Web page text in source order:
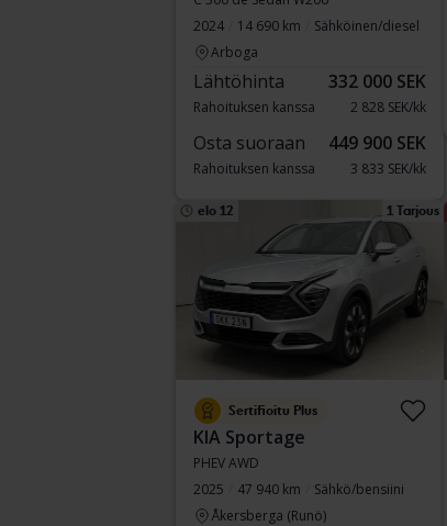
2024
14 690 km
Sähköinen/diesel
Arboga
Lähtöhinta 332 000 SEK
Rahoituksen kanssa 2 828 SEK/kk
Osta suoraan 449 900 SEK
Rahoituksen kanssa 3 833 SEK/kk
elo 12 1 Tarjous
Sertifioitu Plus
KIA Sportage
PHEV AWD
2025
47 940 km
Sähkö/bensiini
Åkersberga (Runö)